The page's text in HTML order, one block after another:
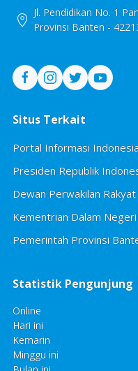
Jl. Pendidikan No. 1
Provinsi Banten -
Situs Terkait
Portal Informasi
Presiden Republik
Dewan Perwakilan
Kementrian Dalam
Pemerintah Provinsi
Statistik Pengunjung
Online
Hari ini
Kemarin
Minggu ini